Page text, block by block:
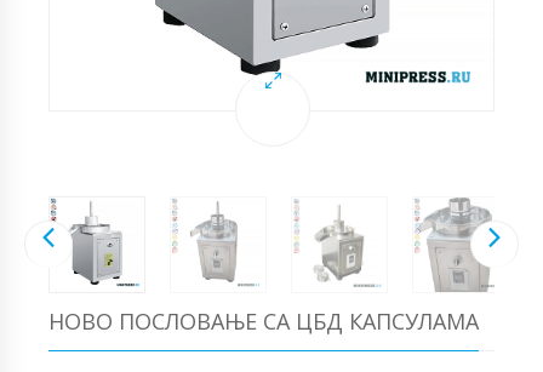
НОВО ПОСЛОВАЊЕ СА ЦБД КАПСУЛАМА